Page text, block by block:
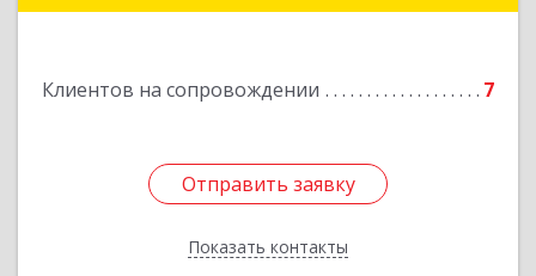
Клиентов на сопровождении 7
Отправить заявку
Показать контакты
Подробнее
Отправить заявку
Назад